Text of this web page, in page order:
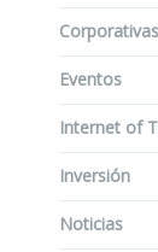
Corporativas
Eventos
Internet of
Inversión
Noticias